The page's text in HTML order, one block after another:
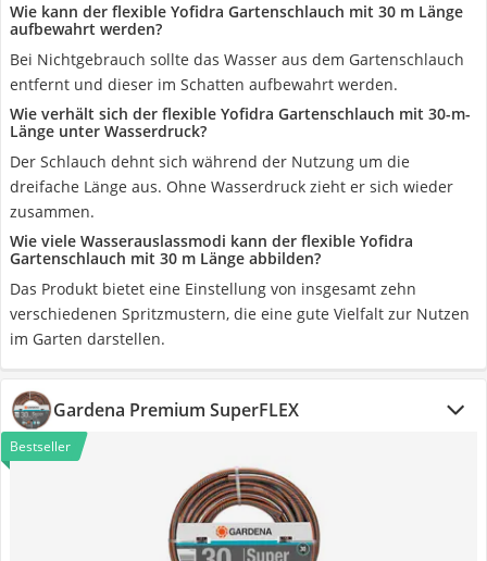
Wie kann der flexible Yofidra Gartenschlauch mit 30 m Länge
aufbewahrt werden?
Bei Nichtgebrauch sollte das Wasser aus dem Gartenschlauch
entfernt und dieser im Schatten aufbewahrt werden.
Wie verhält sich der flexible Yofidra Gartenschlauch mit 30-m-
Länge unter Wasserdruck?
Der Schlauch dehnt sich während der Nutzung um die
dreifache Länge aus. Ohne Wasserdruck zieht er sich wieder
zusammen.
Wie viele Wasserauslassmodi kann der flexible Yofidra
Gartenschlauch mit 30 m Länge abbilden?
Das Produkt bietet eine Einstellung von insgesamt zehn
verschiedenen Spritzmustern, die eine gute Vielfalt zur Nutzen
im Garten darstellen.
Gardena Premium SuperFLEX
Bestseller